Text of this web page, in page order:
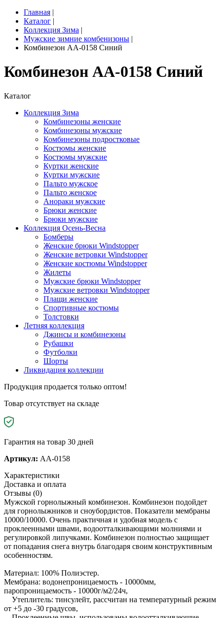
Главная |
Каталог |
Коллекция Зима |
Мужские зимние комбенизоны |
Комбинезон AA-0158 Синий
Комбинезон AA-0158 Синий
Каталог
Коллекция Зима
Комбинезоны женские
Комбинезоны мужские
Комбинезоны подростковые
Костюмы женские
Костюмы мужские
Куртки женские
Куртки мужские
Пальто мужское
Пальто женское
Анораки мужские
Брюки женские
Брюки мужские
Коллекция Осень-Весна
Бомберы
Женские брюки Windstopper
Женские ветровки Windstopper
Женские костюмы Windstopper
Жилеты
Мужские брюки Windstopper
Мужские ветровки Windstopper
Плащи женские
Спортивные костюмы
Толстовки
Летняя коллекция
Джинсы и комбинезоны
Рубашки
Футболки
Шорты
Ликвидация коллекции
Продукция продается только оптом!
Товар отсутствует на складе
Гарантия на товар 30 дней
Артикул: AA-0158
Характеристики
Доставка и оплата
Отзывы (0)
Мужской горнолыжный комбинезон. Комбинезон подойдет
для горнолыжников и сноубордистов. Показатели мембраны
10000/10000. Очень практичная и удобная модель с
проклеенными швами, водоотталкивающими молниями и
регулировкой липучками. Комбинезон полностью защищает
от попадания снега внутрь благодаря своим конструктивным
особенностям.
Материал: 100% Полиэстер.
Мембрана: водонепроницаемость - 10000мм,
паропроницаемость - 10000г/м2/24ч,
Утеплитель: тинсулейт, рассчитан на температурный режим
от +5 до -30 градусов,